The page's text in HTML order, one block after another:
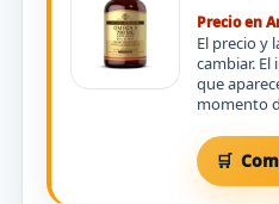
Precio en
El precio y
cambiar.
que
momento